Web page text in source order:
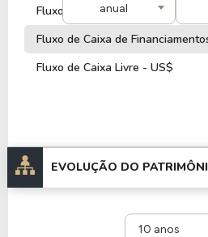
anual
Fluxo de Caixa de Investimentos
Fluxo de Caixa de
Fluxo de Caixa Livre - US$
EVOLUÇÃO DO
10 anos